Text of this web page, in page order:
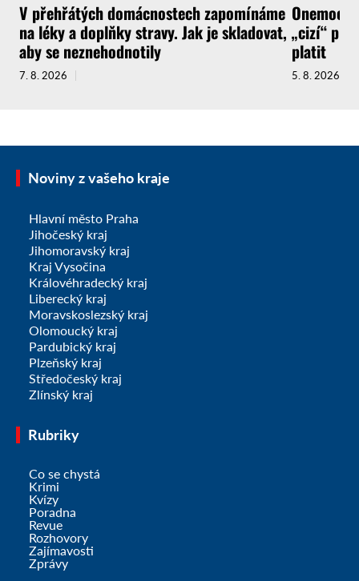
V přehřátých domácnostech zapomínáme
na léky a doplňky stravy. Jak je skladovat,
aby se neznehodnotily
7. 8. 2026
„cizí“
platit
5. 8. 2026
Noviny z vašeho kraje
Hlavní město Praha
Jihočeský kraj
Jihomoravský kraj
Kraj Vysočina
Královéhradecký kraj
Liberecký kraj
Moravskoslezský kraj
Olomoucký kraj
Pardubický kraj
Plzeňský kraj
Středočeský kraj
Zlínský kraj
Rubriky
Co se chystá
Krimi
Kvízy
Poradna
Revue
Rozhovory
Zajímavosti
Zprávy